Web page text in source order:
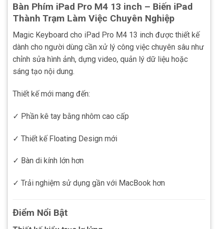
Bàn Phím iPad Pro M4 13 inch – Biến iPad
Thành Trạm Làm Việc Chuyên Nghiệp
Magic Keyboard cho iPad Pro M4 13 inch được thiết kế
dành cho người dùng cần xử lý công việc chuyên sâu như
chỉnh sửa hình ảnh, dựng video, quản lý dữ liệu hoặc
sáng tạo nội dung.
Thiết kế mới mang đến:
✓ Phần kê tay bằng nhôm cao cấp
✓ Thiết kế Floating Design mới
✓ Bàn di kính lớn hơn
✓ Trải nghiệm sử dụng gần với MacBook hơn
Điểm Nổi Bật